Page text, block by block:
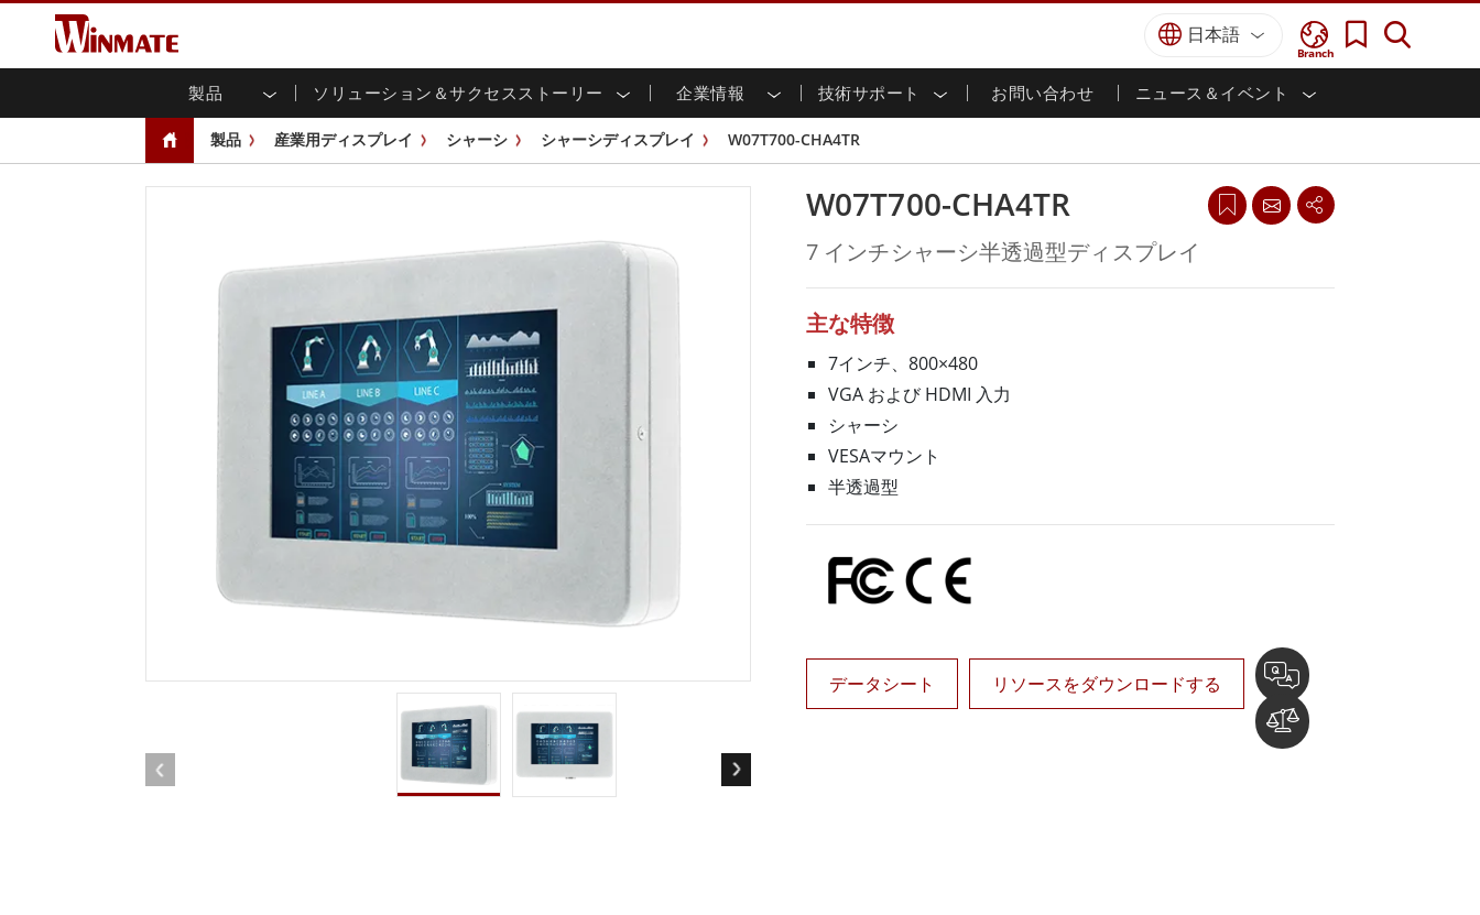
Branch
日本語
製品 ソリューション＆サクセスストーリー 企業情報 技術サポート お問い合わせ ニュース＆イベント
企業モビリティコンピュータ
頑丈なノートパソコン
堅牢タブレットコントローラー
Android堅牢タブレット
超堅牢タブレット
エッジAIモビリティ
産業用ディスプレイ
マルチタッチ (P-
パネルマウント
PoEタッチ
USB Type-C
ステンレスシリー
ズ
屋外ディスプレイ
G-WINシリーズ /
ATEXグレード
産業用パネルPCおよびHMI
HMI (P-CAPタッチ)
産業用パネルPC (P-CAPタッチ)
産業用パネルPC (抵抗膜方式)
ステンレスシリーズ
G-WINシリーズ / IP67設計
ATEXグレード
バータイプパネルPC
防衛頑丈なノートパソコン
防衛超堅牢タブレット
防衛パネルPC
防衛ディスプレイ / NVIS ディスプレイ
防衛サーバー
車載コンピュータ
Windows 車載コンピュータ
Android 車載コンピュータ
組み込みコンピューティング
ボックスPC / 防水頑丈なPC IP65
IoTゲートウェイ
ラジオゲートウェイ
ヘルスケアグレード
ヘルスケア堅牢タブレット
ヘルスケアパネルPC
ヘルスケアディスプレイ
More
頑丈なロボットコントローラ
エッジAIモビリティ
ロボット コントローラー
石油・ガス、ATEXグレード
ATEX認定 堅牢型ハンドヘルドコンピュ
More
AI コンピュータ
エッジ AI モビリティ
エッジ AIパネルPC
堅牢なロボットコントローラ AI対応 エネルギー、化学、ATEX
農業
交通 食品 & 衛生産業
海洋
倉庫 & 物流
防衛
インフラ
インテリジェントロボットシス
テム
再生可能エネルギー
ヘビーデューティー
金属＆鉱業 スマート充電ステーション
会社概要 投資家情報 サステナビリティ
保証 ダウンロードセンター カスタマーサービスセンター
マーケティングポータル
ファイル共有
新製品情報 ニュースレター 製品仕様変更のお知らせ
展示会・イベント
Youtubeチャンネル バーチャル展示会
認証／コンプライアンス
製品 産業用ディスプレイ シャーシ シャーシディスプレイ W07T700-CHA4TR
W07T700-CHA4TR
7 インチシャーシ半透過型ディスプレイ
主な特徴
7インチ、800×480
VGA および HDMI 入力
シャーシ
VESAマウント
半透過型
データシート リソースをダウンロードする